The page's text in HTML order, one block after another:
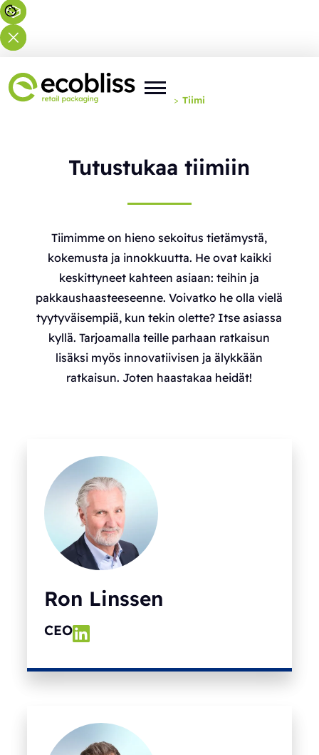
Olet täällä: Etusivu > Tiimi
Tutustukaa tiimiin
Tiimimme on hieno sekoitus tietämystä,
kokemusta ja innokkuutta. He ovat kaikki
keskittyneet kahteen asiaan: teihin ja
pakkaushaasteeseenne. Voivatko he olla vielä
tyytyväisempiä, kun tekin olette? Itse asiassa
kyllä. Tarjoamalla teille parhaan ratkaisun
lisäksi myös innovatiivisen ja älykkään
ratkaisun. Joten haastakaa heidät!
Ron Linssen
CEO